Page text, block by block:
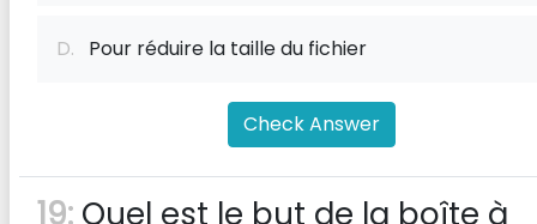
D. Pour réduire la taille du fichier
Check Answer
19: Quel est le but de la boîte à